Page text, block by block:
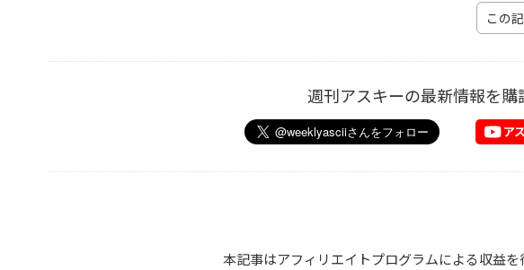
この
週刊アスキーの最新情報を購
本記事はアフィリエイトプログラムによる収益